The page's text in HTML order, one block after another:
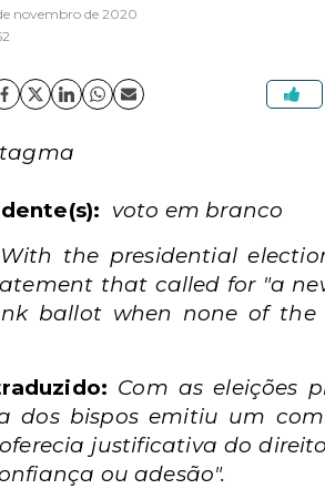
novembro de 2020
voto em branco
With the presidential
that called for "a
ballot when none of the
Com as eleições
dos bispos emitiu um
justificativa do
ou adesão".